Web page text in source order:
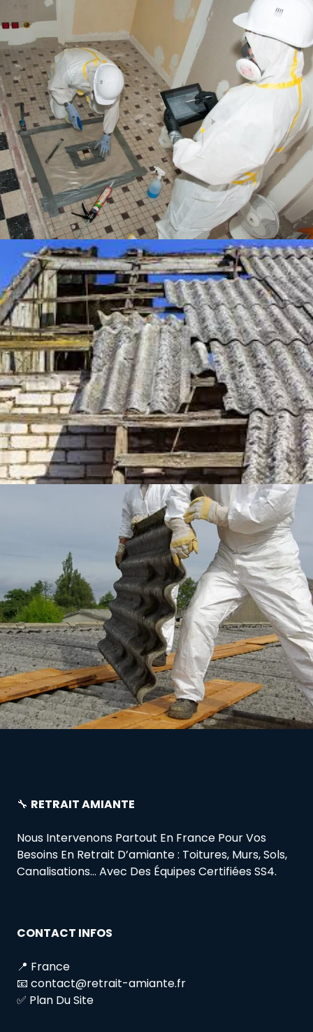
🔧 RETRAIT AMIANTE
Nous Intervenons Partout En France Pour Vos
Besoins En Retrait D’amiante : Toitures, Murs, Sols,
Canalisations… Avec Des Équipes Certifiées SS4.
CONTACT INFOS
📍 France
📧 contact@retrait-amiante.fr
✅ Plan Du Site